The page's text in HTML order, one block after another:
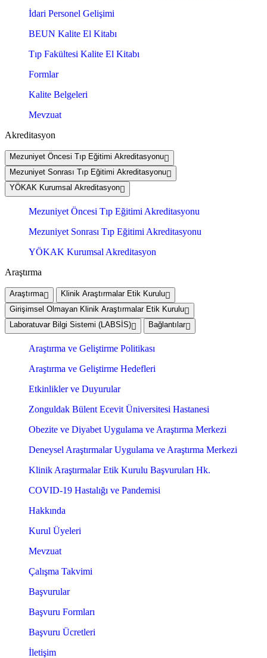
İdari Personel Gelişimi
BEUN Kalite El Kitabı
Tıp Fakültesi Kalite El Kitabı
Formlar
Kalite Belgeleri
Mevzuat
Akreditasyon
Mezuniyet Öncesi Tıp Eğitimi Akreditasyonu
Mezuniyet Sonrası Tıp Eğitimi Akreditasyonu
YÖKAK Kurumsal Akreditasyon
Mezuniyet Öncesi Tıp Eğitimi Akreditasyonu
Mezuniyet Sonrası Tıp Eğitimi Akreditasyonu
YÖKAK Kurumsal Akreditasyon
Araştırma
Araştırma
Klinik Araştırmalar Etik Kurulu
Girişimsel Olmayan Klinik Araştırmalar Etik Kurulu
Laboratuvar Bilgi Sistemi (LABSİS)
Bağlantılar
Araştırma ve Geliştirme Politikası
Araştırma ve Geliştirme Hedefleri
Etkinlikler ve Duyurular
Zonguldak Bülent Ecevit Üniversitesi Hastanesi
Obezite ve Diyabet Uygulama ve Araştırma Merkezi
Deneysel Araştırmalar Uygulama ve Araştırma Merkezi
Klinik Araştırmalar Etik Kurulu Başvuruları Hk.
COVID-19 Hastalığı ve Pandemisi
Hakkında
Kurul Üyeleri
Mevzuat
Çalışma Takvimi
Başvurular
Başvuru Formları
Başvuru Ücretleri
İletişim